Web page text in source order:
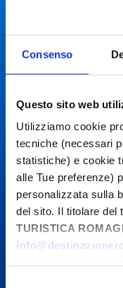
Consenso
Questo sito web
Utilizziamo cookie
tecniche (necessari
statistiche) e cookie
alle Tue preferenze)
personalizzata sulla
del sito. Il titolare del
TURISTICA
kontaktieren Sie